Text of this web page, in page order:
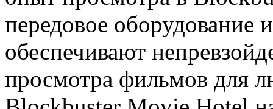
передовое оборудование
обеспечивают
просмотра фильмов для